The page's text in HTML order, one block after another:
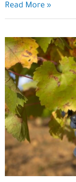
Xeito!
19’20”
Read More »